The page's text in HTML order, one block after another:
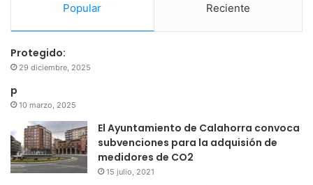
Popular Reciente
Protegido:
29 diciembre, 2025
p
10 marzo, 2025
El Ayuntamiento de Calahorra convoca
subvenciones para la adquisión de
medidores de CO2
15 julio, 2021